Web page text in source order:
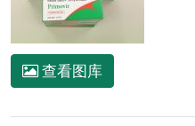
查看图库